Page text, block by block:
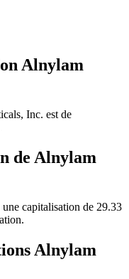
Alnylam
Inc. est de
de Alnylam
capitalisation de 29.33
Alnylam